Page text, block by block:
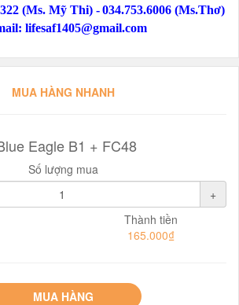
(Ms. Mỹ Thi) -034.753.6006 (Ms.Thơ)
lifesaf1405@gmail.com
MUA HÀNG NHANH
Eagle B1 + FC48
Số lượng mua
+
Thành tiền
165.000₫
MUA HÀNG